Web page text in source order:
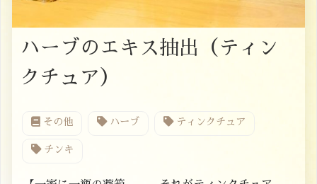
ハーブのエキス抽出（ティン
クチュア）
その他 ハーブ ティンクチュア
チンキ